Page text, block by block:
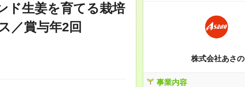
ド生姜を育てる栽培
／賞与年2回
株式会社あさの
事業内容